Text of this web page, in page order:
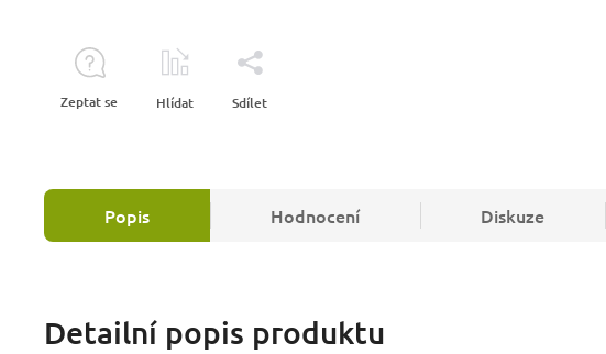
Zeptat se Hlídat Sdílet
Popis Hodnocení Diskuze
Detailní popis produktu